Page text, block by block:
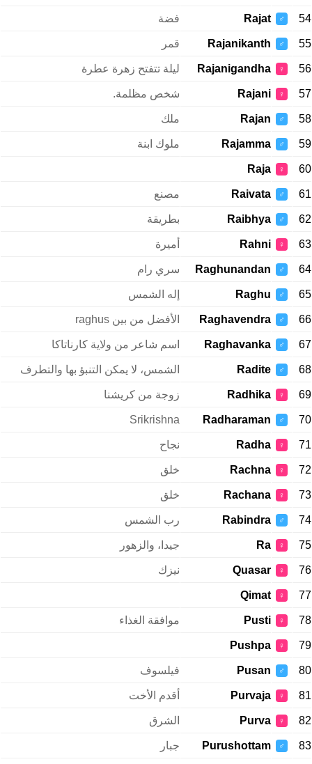
54
♂
Rajat فضة
55
♂
Rajanikanth قمر
56
♀
Rajanigandha ليلة تتفتح زهرة عطرة
57
♀
Rajani شخص مظلمة.
58
♂
Rajan ملك
59
♂
Rajamma ملوك ابنة
60
♀
Raja
61
♂
Raivata مصنع
62
♂
Raibhya بطريقة
63
♀
Rahni أميرة
64
♂
Raghunandan سري رام
65
♂
Raghu إله الشمس
66
♂
Raghavendra الأفضل من بين raghus
67
♂
Raghavanka اسم شاعر من ولاية كارناتاكا
68
♂
Radite الشمس، لا يمكن التنبؤ بها والتطرف
69
♀
Radhika زوجة من كريشنا
70
♂
Radharaman
Srikrishna
71
♀
Radha نجاح
72
♀
Rachna خلق
73
♀
Rachana خلق
74
♂
Rabindra رب الشمس
75
♀
Ra جيدا، والزهور
76
♀
Quasar نيزك
77
♀
Qimat
78
♀
Pusti موافقة الغذاء
79
♀
Pushpa
80
♂
Pusan فيلسوف
81
♀
Purvaja أقدم الأخت
82
♀
Purva الشرق
83
♂
Purushottam جبار